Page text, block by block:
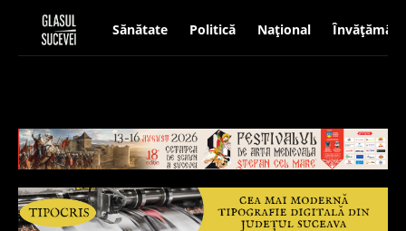
Sănătate Politică Național Învățământ